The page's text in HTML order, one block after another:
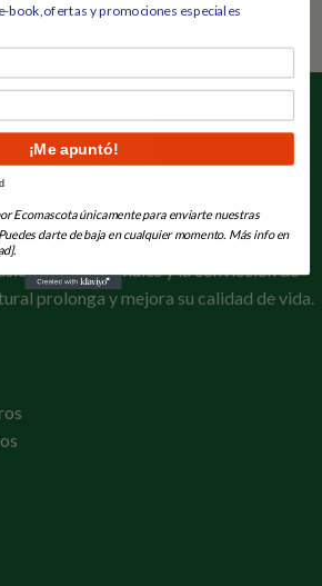
en nutrición, salud e higiene
por los animales y la convicción de
prolonga y mejora su calidad de vida.
book,ofertas y promociones especiales
¡Me apuntó!
Ecomascota únicamente para enviarte nuestras
darte de baja en cualquier momento. Más info en